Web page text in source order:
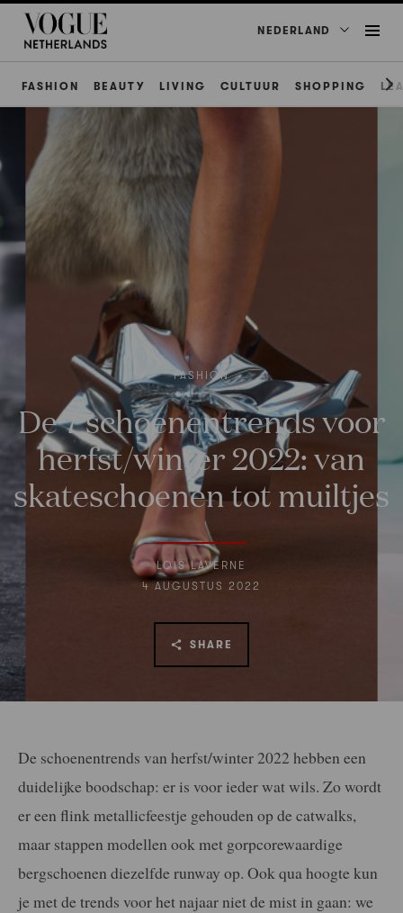
NEDERLAND
FASHION BEAUTY LIVING CULTUUR SHOPPING
FASHION
De 7 schoenentrends voor
herfst/winter 2022: van
skateschoenen tot muiltjes
LOIS LAVERNE
4 AUGUSTUS 2022
SHARE
De schoenentrends van herfst/winter 2022 hebben een
duidelijke boodschap: er is voor ieder wat wils. Zo wordt
er een flink metallicfeestje gehouden op de catwalks,
maar stappen modellen ook met gorpcorewaardige
bergschoenen diezelfde runway op. Ook qua hoogte kun
je met de trends voor het najaar niet de mist in gaan: we